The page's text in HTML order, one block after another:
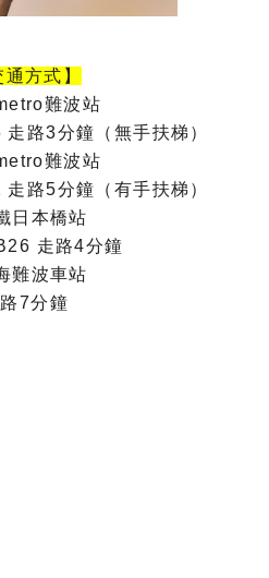
通方式】
難波站
路3分鐘（無手扶梯）
難波站
路5分鐘（有手扶梯）
日本橋站
走路4分鐘
難波車站
7分鐘